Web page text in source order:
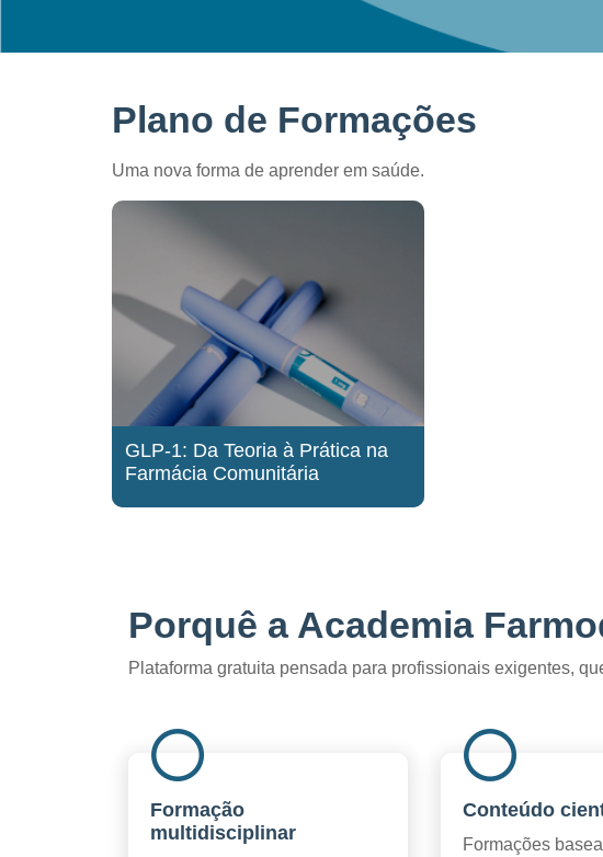
Plano de Formações
Uma nova forma de aprender em saúde.
GLP-1: Da Teoria à Prática na
Farmácia Comunitária
Porquê a Academia
Plataforma gratuita pensada para profissionais exigentes,
Formação
multidisciplinar
Conteúdo
Formações